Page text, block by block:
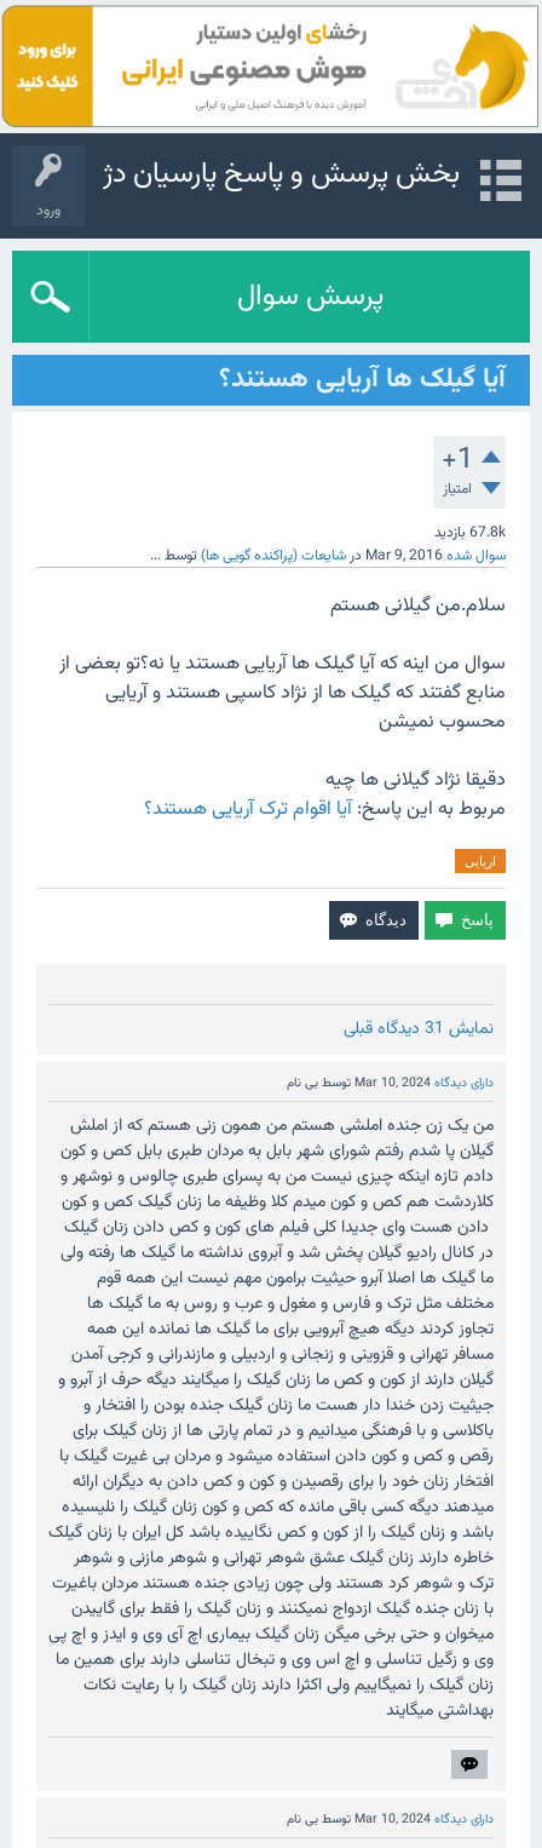
ورود
بخش پرسش و پاسخ پارسیان دژ
پرسش سوال
آیا گیلک ها آریایی هستند؟
+1
امتیاز
67.8k بازدید
سوال شدهMar 9, 2016 در شایعات (پراکنده گویی ها) توسط...
سلام.من گیلانی هستم
سوال من اینه که آیا گیلک ها آریایی هستند یا نه؟تو بعضی از
منابع گفتند که گیلک ها از نژاد کاسپی هستند و آریایی
محسوب نمیشن
دقیقا نژاد گیلانی ها چیه
مربوط به این پاسخ:آیا اقوام ترک آریایی هستند؟
اریایی
نمایش 31 دیدگاه قبلی
دارای دیدگاهMar 10, 2024توسطبی نام
من یک زن جنده املشی هستم من همون زنی هستم که از املش
گیلان پا شدم رفتم شورای شهر بابل به مردان طبری بابل کص و کون
دادم تازه اینکه چیزی نیست من به پسرای طبری چالوس و نوشهر و
کلاردشت هم کص و کون میدم کلا وظیفه ما زنان گیلک کص و کون
دادن هست وای جدیدا کلی فیلم های کون و کص دادن زنان گیلک
در کانال رادیو گیلان پخش شد و آبروی نداشته ما گیلک ها رفته ولی
ما گیلک ها اصلا آبرو حیثیت برامون مهم نیست این همه قوم
مختلف مثل ترک و فارس و مغول و عرب و روس به ما گیلک ها
تجاوز کردند دیگه هیچ آبرویی برای ما گیلک ها نمانده این همه
مسافر تهرانی و قزوینی و زنجانی و اردبیلی و مازندرانی و کرجی آمدن
گیلان دارند از کون و کص ما زنان گیلک را میگایند دیگه حرف از آبرو و
جیثیت زدن خندا دار هست ما زنان گیلک جنده بودن را افتخار و
باکلاسی و با فرهنگی میدانیم و در تمام پارتی ها از زنان گیلک برای
رقص و کص و کون دادن استفاده میشود و مردان بی غیرت گیلک با
افتخار زنان خود را برای رقصیدن و کون و کص دادن به دیگران ارائه
میدهند دیگه کسی باقی مانده که کص و کون زنان گیلک را نلیسیده
باشد و زنان گیلک را از کون و کص نگاییده باشد کل ایران با زنان گیلک
خاطره دارند زنان گیلک عشق شوهر تهرانی و شوهر مازنی و شوهر
ترک و شوهر کرد هستند ولی چون زیادی جنده هستند مردان باغیرت
با زنان جنده گیلک ازدواج نمیکنند و زنان گیلک را فقط برای گاییدن
میخوان و حتی برخی میگن زنان گیلک بیماری اچ آی وی و ایدز و اچ پی
وی و زگیل تناسلی و اچ اس وی و تبخال تناسلی دارند برای همین ما
زنان گیلک را نمیگاییم ولی اکثرا دارند زنان گیلک را با رعایت نکات
بهداشتی میگایند
دارای دیدگاهMar 10, 2024توسطبی نام